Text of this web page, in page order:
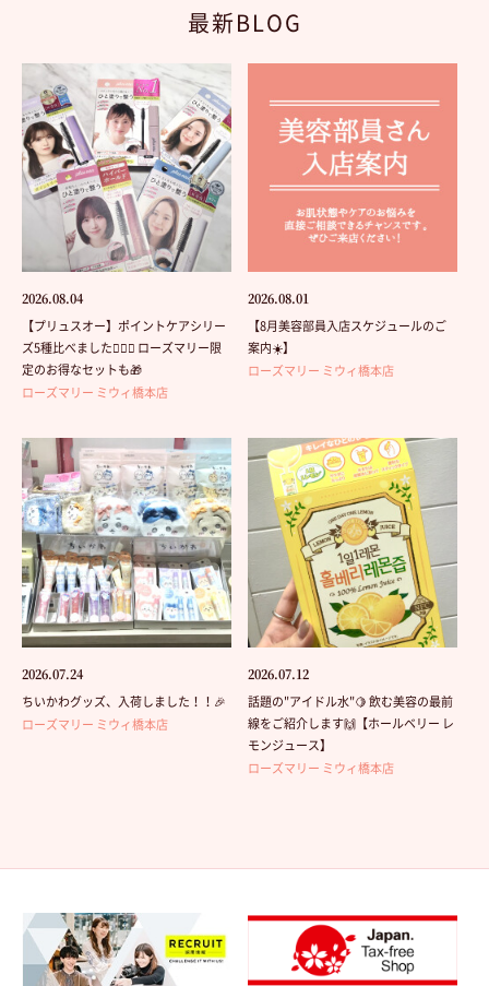
最新BLOG
2026.08.04
【プリュスオー】ポイントケアシリー
ズ5種比べました💁🏻‍♀️ ローズマリー限
定のお得なセットも🎁
ローズマリー ミウィ橋本店
2026.08.01
【8月美容部員入店スケジュールのご
案内☀️】
ローズマリー ミウィ橋本店
2026.07.24
ちいかわグッズ、入荷しました！！🎉
ローズマリー ミウィ橋本店
2026.07.12
話題の"アイドル水"🍋 飲む美容の最前
線をご紹介します🙌【ホールベリー レ
モンジュース】
ローズマリー ミウィ橋本店